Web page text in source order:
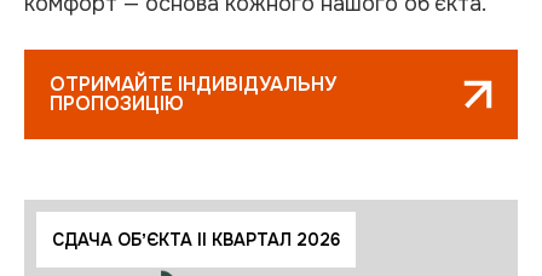
ОТРИМАЙТЕ ІНДИВІДУАЛЬНУ
ПРОПОЗИЦІЮ
СДАЧА ОБʼЄКТА ІІ КВАРТАЛ 2026